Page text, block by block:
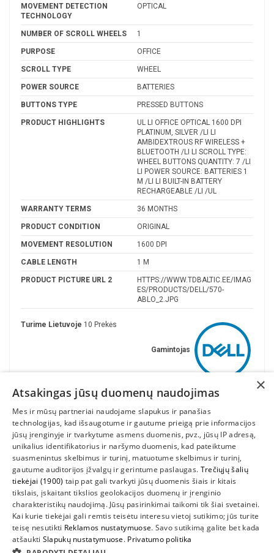
MOVEMENT DETECTION
TECHNOLOGY
OPTICAL
NUMBER OF SCROLL WHEELS 1
PURPOSE OFFICE
SCROLL TYPE WHEEL
POWER SOURCE BATTERIES
BUTTONS TYPE PRESSED BUTTONS
PRODUCT HIGHLIGHTS
UL LI OFFICE OPTICAL 1600 DPI
PLATINUM, SILVER /LI LI
AMBIDEXTROUS RF WIRELESS +
BLUETOOTH /LI LI SCROLL TYPE:
WHEEL BUTTONS QUANTITY: 7 /LI
LI POWER SOURCE: BATTERIES 1
M /LI LI BUILT-IN BATTERY
RECHARGEABLE /LI /UL
WARRANTY TERMS 36 MONTHS
PRODUCT CONDITION ORIGINAL
MOVEMENT RESOLUTION 1600 DPI
CABLE LENGTH 1 M
PRODUCT PICTURE URL 2
HTTPS://WWW.TDBALTIC.EE/IMAG
ES/PRODUCTS/DELL/570-
ABLO_2.JPG
Gamintojas
Turime Lietuvoje 10 Prekės
INFORMACIJA
SUSIEKITE
×
Atsakingas jūsų duomenų naudojimas
Mes ir mūsų partneriai naudojame slapukus ir panašias
technologijas, kad išsaugotume ir gautume prieigą prie informacijos
jūsų įrenginyje ir tvarkytume asmens duomenis, pvz., jūsų IP adresą,
unikalius identifikatorius ir naršymo duomenis, kad pateiktume
suasmenintus skelbimus ir turinį, matuotume skelbimus ir turinį,
gautume auditorijos įžvalgų ir gerintume paslaugas. Trečiųjų šalių
tiekėjai (1900) taip pat gali tvarkyti jūsų duomenis šiais ir kitais
tikslais, įskaitant tikslios geolokacijos duomenų ir įrenginio
charakteristikų naudojimą. Jūsų pasirinkimai taikomi tik šiai svetainei.
Kai kurie tiekėjai gali remtis teisėtu interesu vietoj sutikimo; jūs turite
teisę nesutikti Reklamos nustatymuose. Savo sutikimą galite bet kada
atšaukti Slapukų nustatymuose. Privatumo politika